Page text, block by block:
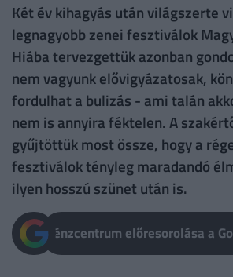
Két év kihagyás után világszerte
legnagyobb zenei fesztiválok
Hiába tervezgettük azonban
nem vagyunk elővigyázatosak,
fordulhat a bulizás - ami talán
nem is annyira féktelen. A
gyűjtöttük most össze, hogy a
fesztiválok tényleg maradandó
ilyen hosszú szünet után is.
Pénzcentrum előresorolása a